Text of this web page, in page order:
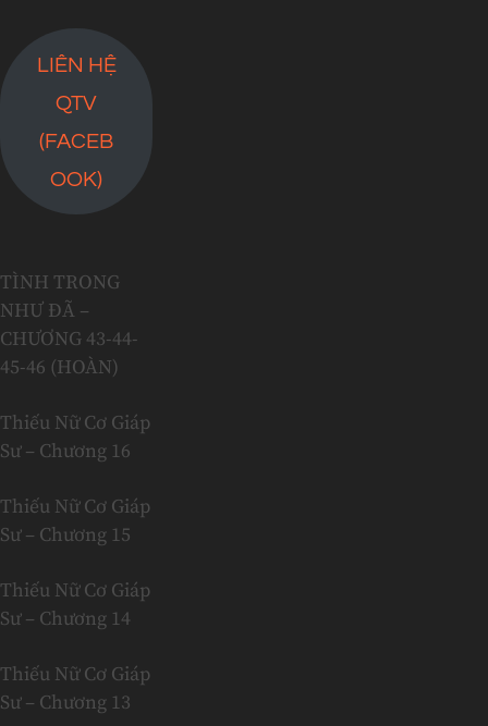
LIÊN HỆ
QTV
(FACEB
OOK)
TÌNH TRONG
NHƯ ĐÃ –
CHƯƠNG 43-44-
45-46 (HOÀN)
Thiếu Nữ Cơ Giáp
Sư – Chương 16
Thiếu Nữ Cơ Giáp
Sư – Chương 15
Thiếu Nữ Cơ Giáp
Sư – Chương 14
Thiếu Nữ Cơ Giáp
Sư – Chương 13